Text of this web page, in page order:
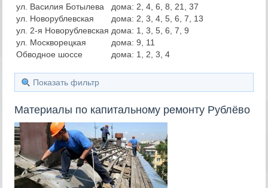
ул. Василия Ботылева
дома: 2, 4, 6, 8, 21, 37
ул. Новорублевская
дома: 2, 3, 4, 5, 6, 7, 13
ул. 2-я Новорублевская дома: 1, 3, 5, 6, 7, 9
ул. Москворецкая
дома: 9, 11
Обводное шоссе
дома: 1, 2, 3, 4
Показать фильтр
Материалы по капитальному ремонту Рублёво